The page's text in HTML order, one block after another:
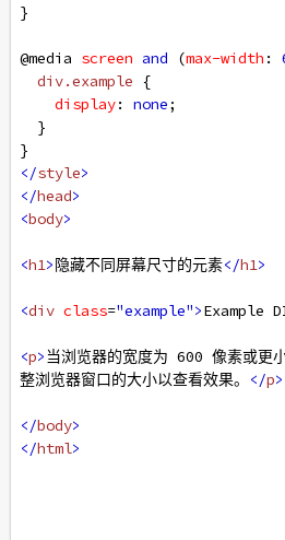
}
@media screen and (max-width :
div.example {
display: none;
  }
}
</style>
</head>
<body>
<h1>隐藏不同屏幕尺寸的元素</h1>
<div class="example">Example
<p>当浏览器的宽度为 600 像素或更
整浏览器窗口的大小以查看效果。
</p>
</body>
</html>